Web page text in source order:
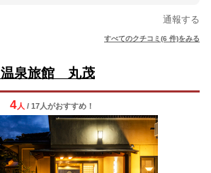
通報する
すべてのクチコミ(6 件)をみる
泉旅館 丸茂
4人 / 17人がおすすめ！